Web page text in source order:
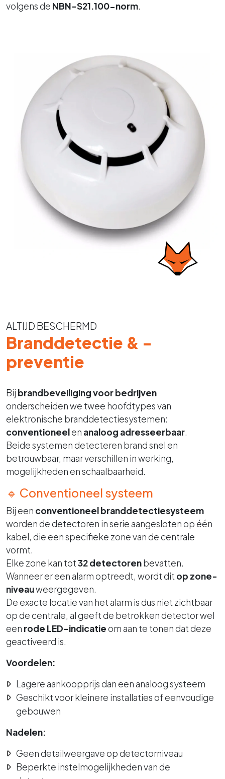
volgens de NBN-S21.100-norm.
ALTIJD BESCHERMD
Branddetectie & -
preventie
Bij brandbeveiliging voor bedrijven
onderscheiden we twee hoofdtypes van
elektronische branddetectiesystemen:
conventioneelen analoog adresseerbaar.
Beide systemen detecteren brand snel en
betrouwbaar, maar verschillen in werking,
mogelijkheden en schaalbaarheid.
🔹 Conventioneel systeem
Bij een conventioneel branddetectiesysteem
worden de detectoren in serie aangesloten op één
kabel, die een specifieke zone van de centrale
vormt.
Elke zone kan tot32 detectorenbevatten.
Wanneer er een alarm optreedt, wordt dit op zone-
niveauweergegeven.
De exacte locatie van het alarm is dus niet zichtbaar
op de centrale, al geeft de betrokken detector wel
een rode LED-indicatie om aan te tonen dat deze
geactiveerd is.
Voordelen:
Lagere aankoopprijs dan een analoog systeem
Geschikt voor kleinere installaties of eenvoudige
gebouwen
Nadelen:
Geen detailweergave op detectorniveau
Beperkte instelmogelijkheden van de